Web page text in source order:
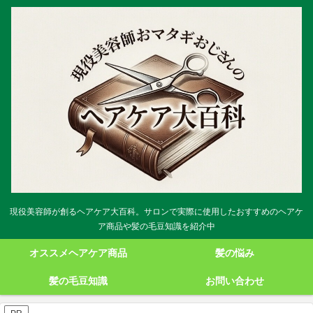
現役美容師が創るヘアケア大百科。サロンで実際に使用したおすすめのヘアケ
ア商品や髪の毛豆知識を紹介中
オススメヘアケア商品 髪の悩み
髪の毛豆知識 お問い合わせ